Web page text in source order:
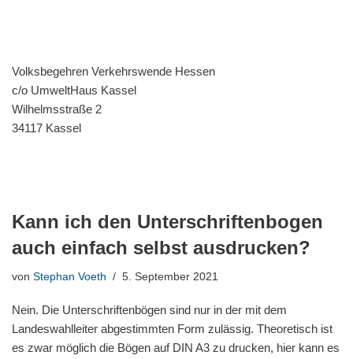
Volksbegehren Verkehrswende Hessen
c/o UmweltHaus Kassel
Wilhelmsstraße 2
34117 Kassel
Kann ich den Unterschriftenbogen
auch einfach selbst ausdrucken?
von Stephan Voeth 5. September 2021
Nein. Die Unterschriftenbögen sind nur in der mit dem
Landeswahlleiter abgestimmten Form zulässig. Theoretisch ist
es zwar möglich die Bögen auf DIN A3 zu drucken, hier kann es